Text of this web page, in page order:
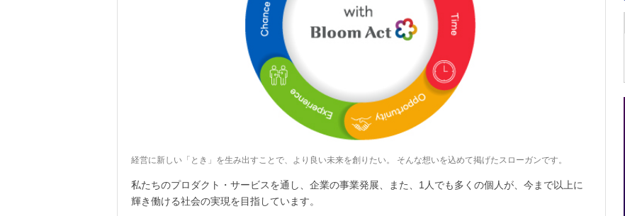
経営に新しい「とき」を生み出すことで、より良い未来を創りたい。 そんな想いを込めて掲げたスローガンです。
私たちのプロダクト・サービスを通し、企業の事業発展、また、1人でも多くの個人が、今まで以上に
輝き働ける社会の実現を目指しています。